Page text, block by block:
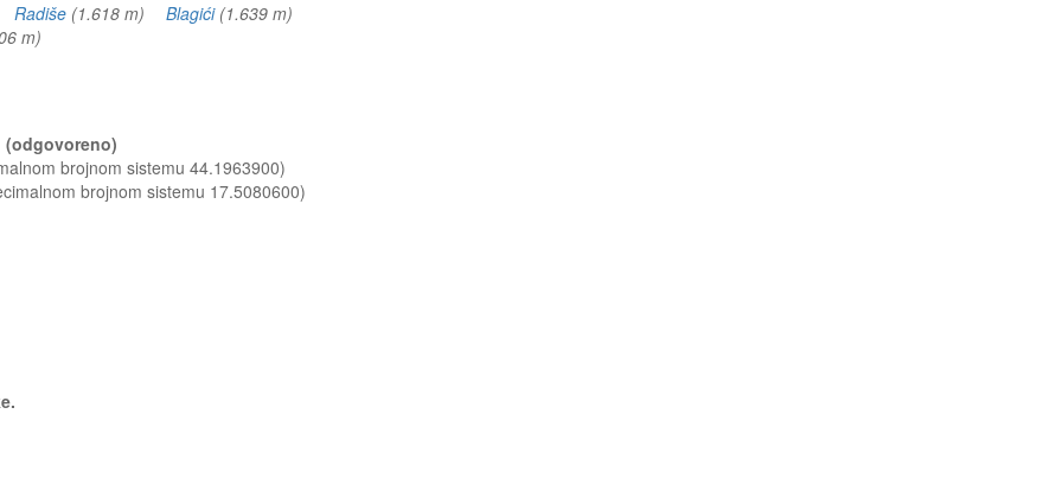
Radiše (1.618 m) Blagići(1.639 m)
m)
(odgovoreno)
brojnom sistemu 44.1963900)
brojnom sistemu 17.5080600)